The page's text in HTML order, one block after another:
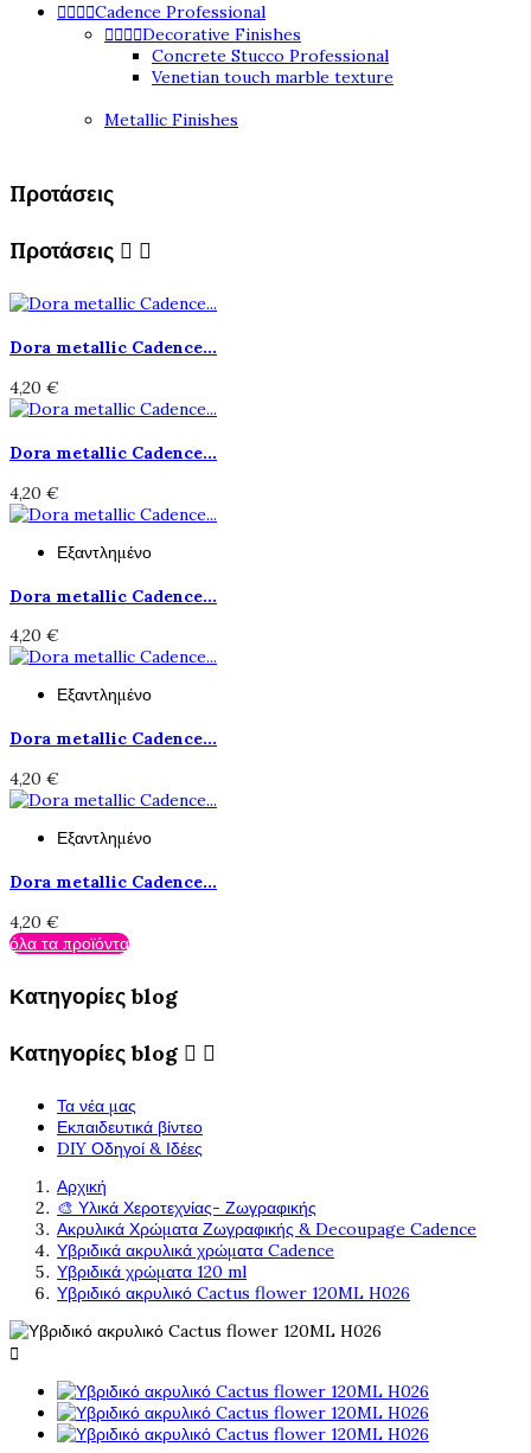
Cadence Professional
Decorative Finishes
Concrete Stucco Professional
Venetian touch marble texture
Metallic Finishes
Προτάσεις
Προτάσεις  
Dora metallic Cadence...
4,20 €
Dora metallic Cadence...
4,20 €
Εξαντλημένο
Dora metallic Cadence...
4,20 €
Εξαντλημένο
Dora metallic Cadence...
4,20 €
Εξαντλημένο
Dora metallic Cadence...
4,20 €
όλα τα προϊόντα
Κατηγορίες blog
Κατηγορίες blog  
Τα νέα μας
Εκπαιδευτικά βίντεο
DIY Οδηγοί & Ιδέες
Αρχική
🎨 Υλικά Χεροτεχνίας- Ζωγραφικής
Ακρυλικά Χρώματα Ζωγραφικής & Decoupage Cadence
Υβριδικά ακρυλικά χρώματα Cadence
Υβριδικά χρώματα 120 ml
Υβριδικό ακρυλικό Cactus flower 120ML H026
